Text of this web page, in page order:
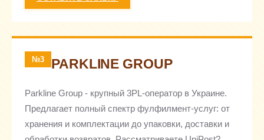
№3 PARKLINE GROUP
Parkline Group - крупный 3PL-оператор в Украине.
Предлагает полный спектр фулфилмент-услуг: от
хранения и комплектации до упаковки, доставки и